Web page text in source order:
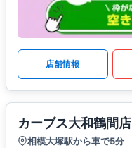
店舗情報
カーブス大和鶴間店
相模大塚駅から車で5分